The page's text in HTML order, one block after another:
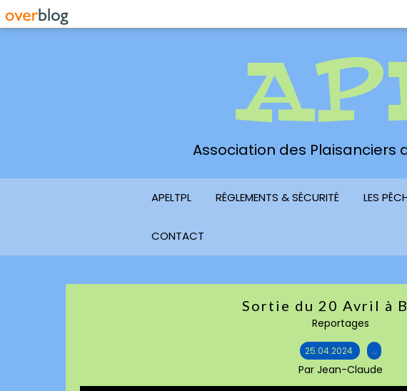
Association des Plaisanciers
APELTPL RÉGLEMENTS & SÉCURITÉ LES
CONTACT
Sortie du 20 Avril à
Reportages
25.04.2024 …
Par Jean-Claude